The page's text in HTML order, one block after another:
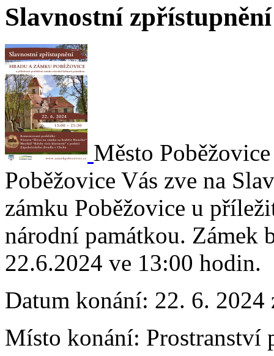
Slavnostní
Město
Poběžovice Vás zve na
zámku Poběžovice u
národní památkou. Zámek
22.6.2024 ve 13:00 hodin.
Datum konání: 22. 6. 2024
Místo konání: Prostranství